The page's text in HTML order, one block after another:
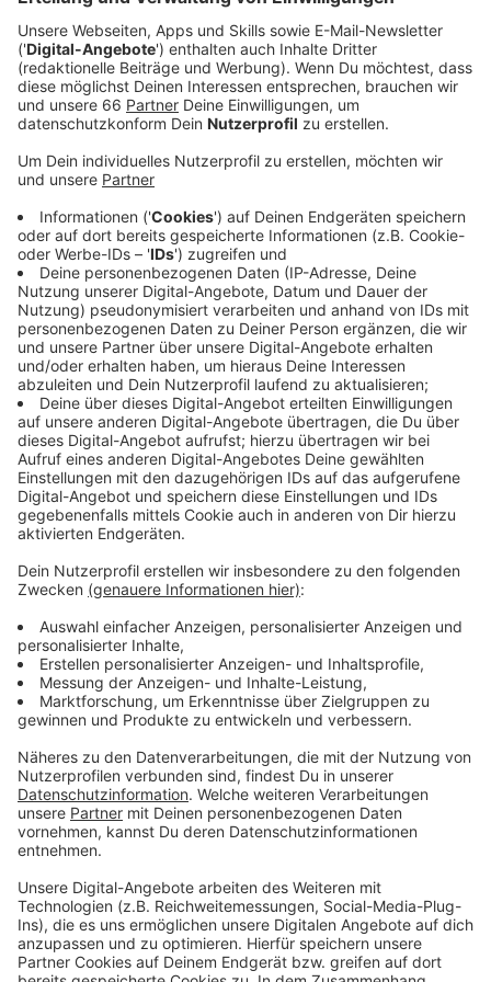
Antenne Düsseldorf sind mit einem eigenen Team
am Start und freuen uns jederzeit noch über
Zugänge.
Veröffentlicht:Mittwoch, 15.05.2024 05:44
Anzeige
Neu ist diesem Jahr: Es gibt auch geführte Radtouren.
Insgesamt bietet die Stadt drei Touren an. Dabei
können wir nicht nur Fahrradkilometer sammeln,
sondern gleichzeitig auch etwas über den Klimaschutz
erfahren. Unter anderem können wir 26 Kilometer
entlang des Rheins bis nach Kaiserswerth fahren. Bei
einer anderen Tour geht es 21 Kilometer über den Kö-
Bogen II, an der Düssel und nachhaltigen Bau- und
Mobilitätsprojekten vorbei bis zum Südpark. Die
Touren sind kostenlos. Wer mitfahren möchte, muss
sich aber vorher anmelden und bereits Teil eines
Stadtradeln-Teams sein. Außerdem empfiehlt die
tragen.
Anzeige
Weitere Infos und Links zum Thema:
Anmeldung per Mail: stadtradeln@duesseldorf.de
So berichtet die Stadt Düsseldorf
Stadtradeln mit Antenne Düsseldorf
Das Stadtradeln läuft wieder